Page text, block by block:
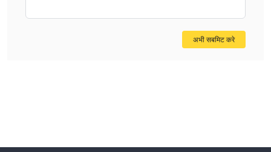
अभी सबमिट करे